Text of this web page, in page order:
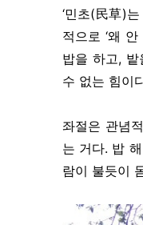
‘민초(民草)
적으로 ‘왜
밥을 하고,
수 없는 힘이
좌절은 관념
는 거다. 밥
람이 불듯이